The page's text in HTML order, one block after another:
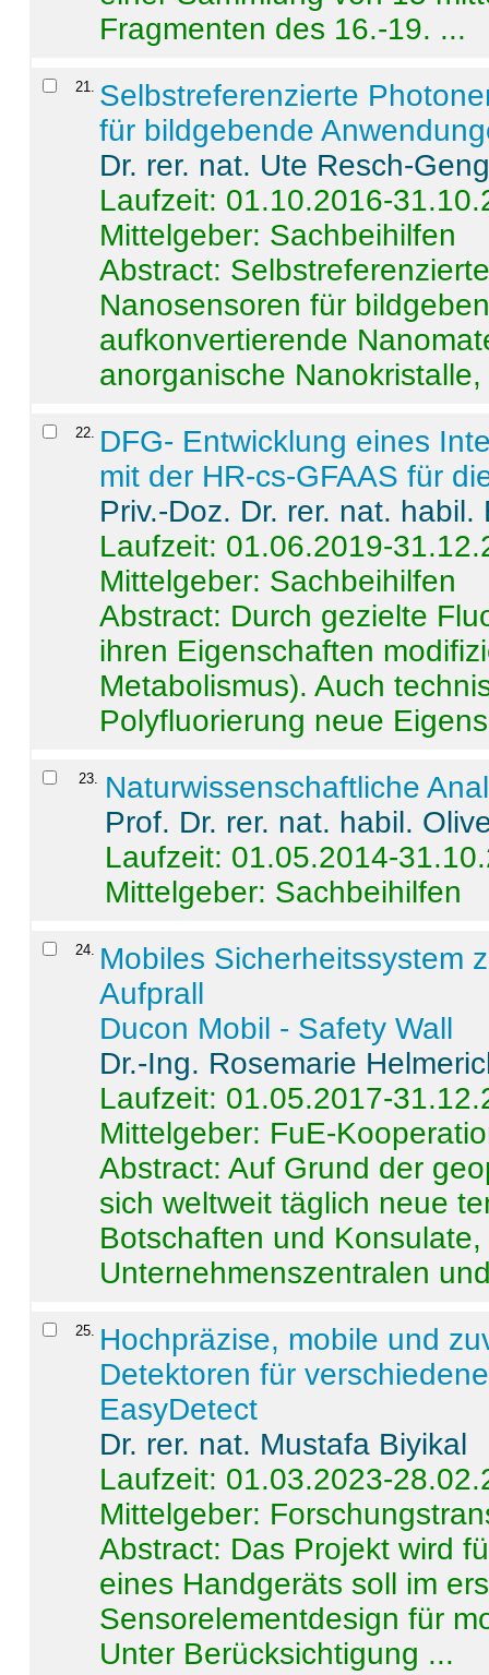
Fragmenten des 16.-19. ...
21
Selbstreferenzierte
für bildgebende
Dr. rer. nat. Ute Resch-
Laufzeit: 01.10.2016-
Mittelgeber: Sachbeihilfen
Abstract:
Nanosensoren für
aufkonvertierende
anorganische
22
DFG- Entwicklung eines
mit der HR-cs-GFAAS für
Priv.-Doz. Dr. rer. nat.
Laufzeit: 01.06.2019-
Mittelgeber: Sachbeihilfen
Abstract: Durch gezielte
ihren Eigenschaften
Metabolismus). Auch
Polyfluorierung neue
23. Naturwissenschaftliche
Prof. Dr. rer. nat. habil.
Laufzeit: 01.05.2014-
Mittelgeber: Sachbeihilfen
24. Mobiles Sicherheitssystem
Aufprall
Ducon Mobil - Safety Wall
Dr.-Ing. Rosemarie
Laufzeit: 01.05.2017-
Mittelgeber: FuE-
Abstract:Auf Grund der
sich weltweit täglich neue
Botschaften und
Unternehmenszentralen
25. Hochpräzise, mobile und
Detektoren für
EasyDetect
Dr. rer. nat. Mustafa Biyikal
Laufzeit: 01.03.2023-
Mittelgeber:
Abstract: Das Projekt wird
eines Handgeräts soll im
Sensorelementdesign für
Unter Berücksichtigung ...